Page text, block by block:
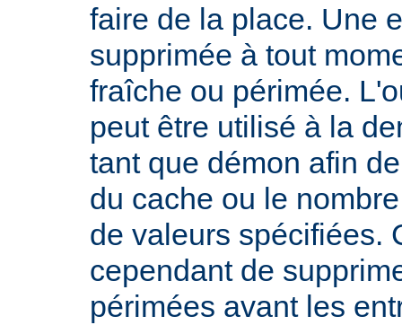
faire de la place. Une
supprimée à tout
fraîche ou périmée.
peut être utilisé à la
tant que démon afin
du cache ou le
de valeurs spécifiées.
cependant de
périmées avant les